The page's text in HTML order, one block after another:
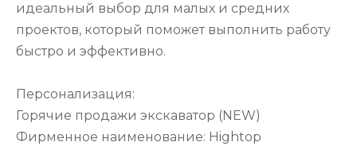
идеальный выбор для малых и средних
проектов, который поможет выполнить работу
быстро и эффективно.
Персонализация:
Горячие продажи экскаватор (NEW)
Фирменное наименование: Hightop